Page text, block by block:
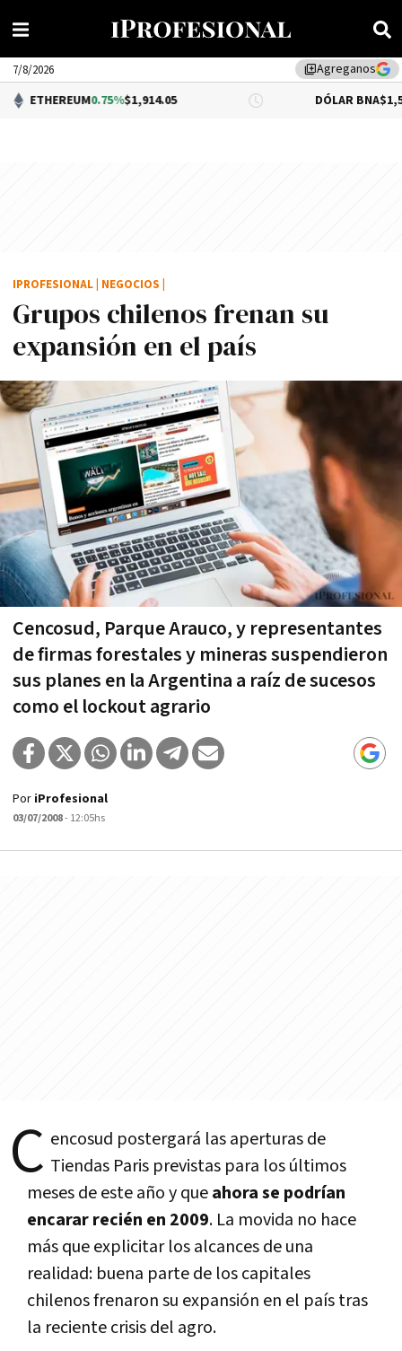
library_addAgreganos
7/8/2026
0.75%$1,914.05 DÓLAR BNA $1,520.00
Grupos chilenos frenan su
expansión en el paí­s
Cencosud, Parque Arauco, y representantes
de firmas forestales y mineras suspendieron
sus planes en la Argentina a raí­z de sucesos
como el lockout agrario
IPROFESIONAL NEGOCIOS
Por iProfesional
03/07/2008- 12:05hs
C encosud postergará las aperturas de
Tiendas Paris previstas para los últimos
meses de este año y queahora se podrí­an
encarar recién en 2009. La movida no hace
más que explicitar los alcances de una
realidad: buena parte de los capitales
chilenos frenaron su expansión en el paí­s tras
la reciente crisis del agro.